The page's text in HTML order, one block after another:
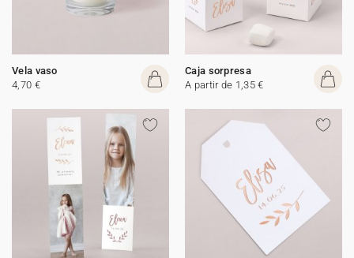
Vela vaso
4,70 €
Caja sorpresa
A partir de 1,35 €